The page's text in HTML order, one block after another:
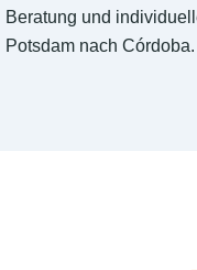
Beratung und
Potsdam nach Córdoba.